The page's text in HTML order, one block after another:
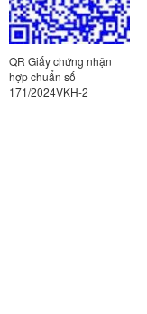
QR Giấy chứng nhận
hợp chuẩn số
171/2024VKH-2